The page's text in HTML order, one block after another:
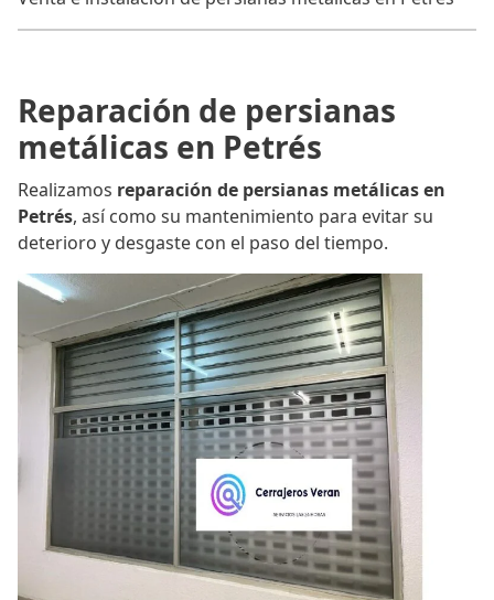
Reparación de persianas
metálicas en Petrés
Realizamos reparación de persianas metálicas en
Petrés, así como su mantenimiento para evitar su
deterioro y desgaste con el paso del tiempo.